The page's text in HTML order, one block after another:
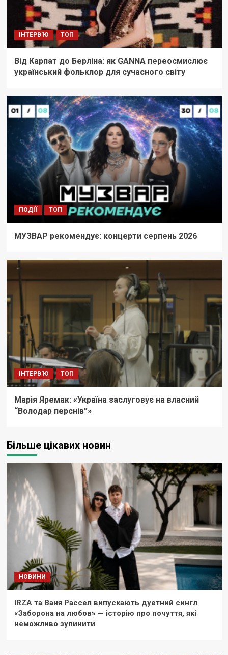
ІНТЕРВ'Ю ТОП
Від Карпат до Берліна: як GANNA переосмислює
український фольклор для сучасного світу
ПОДІЇ ТОП
МУЗВАР рекомендує: концерти серпень 2026
ІНТЕРВ'Ю ТОП
Марія Яремак: «Україна заслуговує на власний
“Володар перснів”»
Більше цікавих новин
НОВИНИ
IRZA та Ваня Рассел випускають дуетний сингл
«Заборона на любов» — історію про почуття, які
неможливо зупинити